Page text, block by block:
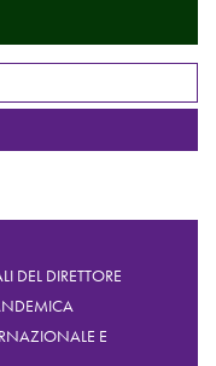
DEL DIRETTORE
E